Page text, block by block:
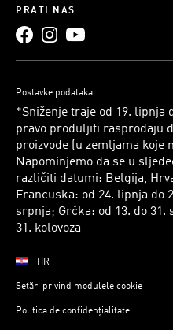
PRATI NAS
Postavke podataka
*Sniženje traje od 19. lipnja
pravo produljiti rasprodaju
proizvode (u zemljama koje
Napominjemo da se u
različiti datumi: Belgija,
Francuska: od 24. lipnja do
srpnja; Grčka: od 13. do
31. kolovoza
HR
Setări privind modulele cookie
Politica de confidențialitate